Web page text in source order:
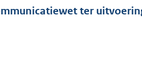
a
ter